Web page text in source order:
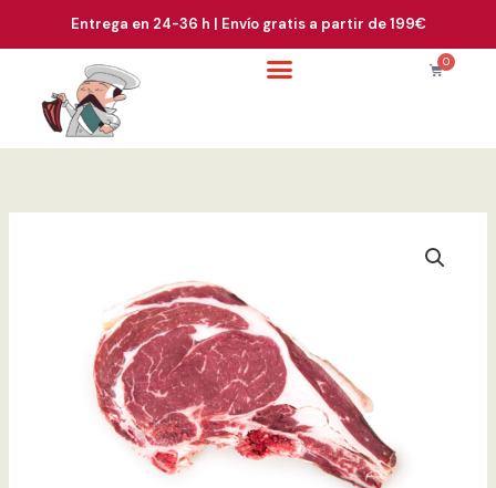
contenido
Entrega en 24-36 h | Envío gratis a partir de 199€
0
Carrito